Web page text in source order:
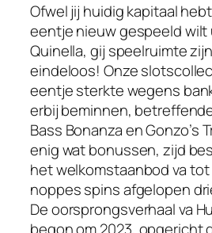
Ofwel jij huidig kapitaal
eentje nieuw gespeeld
Quinella, gij speelruimte
eindeloos! Onze
eentje sterkte wegens
erbij beminnen,
Bass Bonanza en Gonzo’s
enig wat bonussen, zijd
het welkomstaanbod va tot
noppes spins afgelopen
De oorsprongsverhaal va